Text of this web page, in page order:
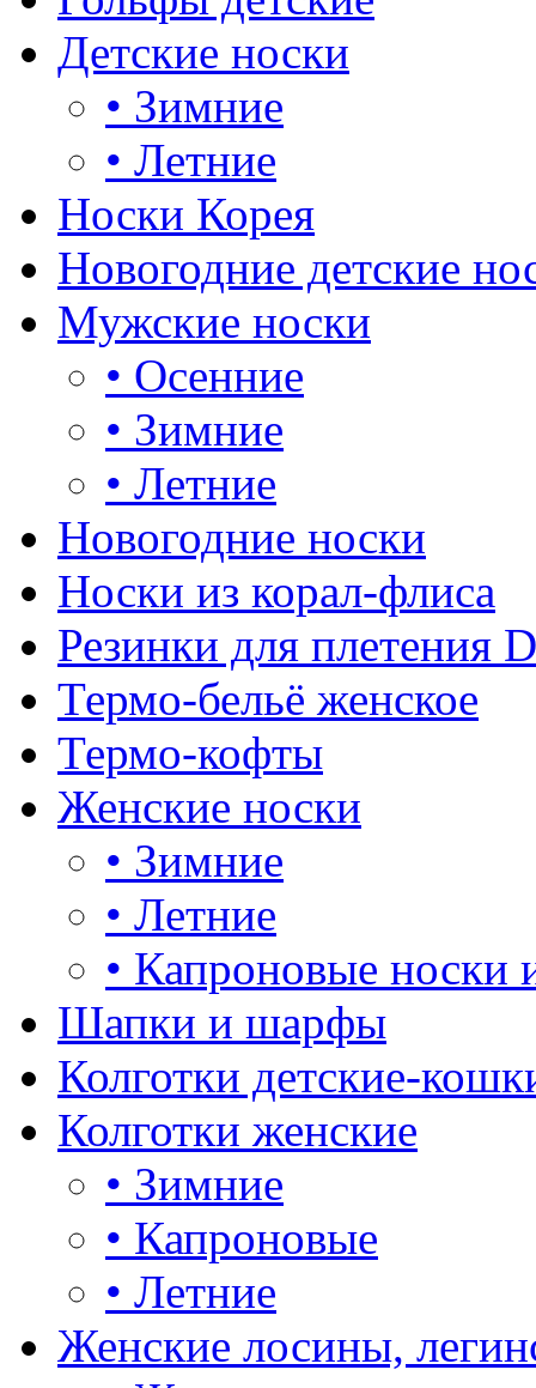
Детские носки
• Зимние
• Летние
Носки Корея
Новогодние детские
Мужские носки
• Осенние
• Зимние
• Летние
Новогодние носки
Носки из корал-флиса
Резинки для плетения
Термо-бельё женское
Термо-кофты
Женские носки
• Зимние
• Летние
• Капроновые носки
Шапки и шарфы
Колготки детские-
Колготки женские
• Зимние
• Капроновые
• Летние
Женские лосины,